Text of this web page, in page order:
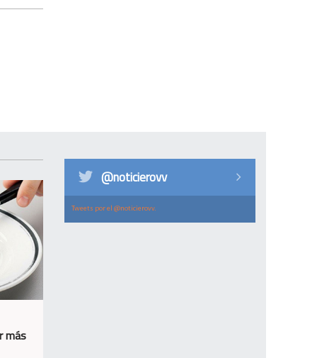
más
@noticierovv
Tweets por el @noticierovv.